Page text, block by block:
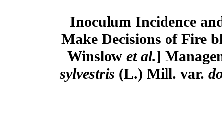
Inoculum Incidence
Make Decisions of Fire
Winslow et al.]
sylvestris (L.) Mill. var.